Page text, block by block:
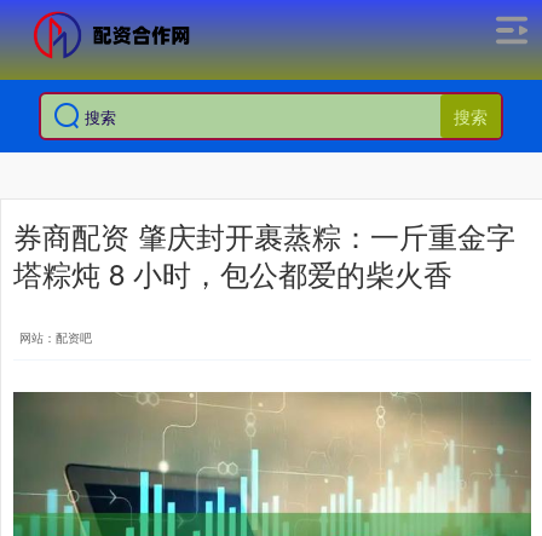
搜索
券商配资 肇庆封开裹蒸粽：一斤重金字
塔粽炖 8 小时，包公都爱的柴火香
网站：配资吧